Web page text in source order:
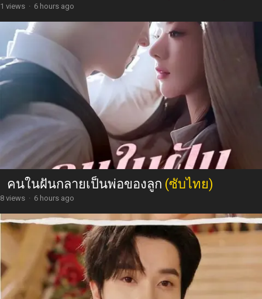
1 views · 6 hours ago
คนในฝันกลายเป็นพ่อของลูก (ซับไทย)
8 views · 6 hours ago